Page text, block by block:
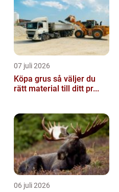
07 juli 2026
Köpa grus så väljer du
rätt material till ditt pr...
06 juli 2026